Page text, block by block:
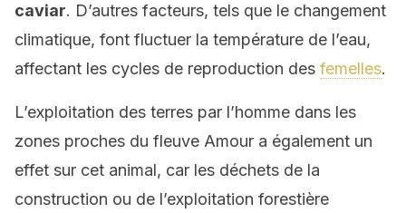
caviar. D’autres facteurs, tels que le changement
climatique, font fluctuer la température de l’eau,
affectant les cycles de reproduction des femelles.
L’exploitation des terres par l’homme dans les
zones proches du fleuve Amour a également un
effet sur cet animal, car les déchets de la
construction ou de l’exploitation forestière